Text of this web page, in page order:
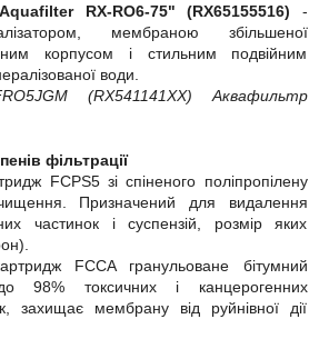
RX-RO6-75" (RX65155516) -
мембраною збільшеної
корпусом і стильним подвійним
води.
(RX541141XX) Аквафильтр
фільтрації
FCPS5 зі спіненого поліпропілену
Призначений для видалення
частинок і суспензій, розмір яких
FCCA гранульоване бітумний
98% токсичних і канцерогенних
захищає мембрану від руйнівної дії